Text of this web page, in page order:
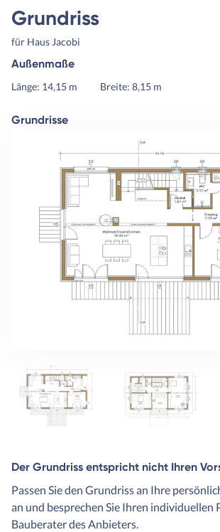
Grundriss
für Haus Jacobi
Außenmaße
Länge: 14,15 m Breite: 8,15 m
Grundrisse
Der Grundriss entspricht nicht Ihren
Passen Sie den Grundriss an Ihre
an und besprechen Sie Ihren individuellen
Bauberater des Anbieters.